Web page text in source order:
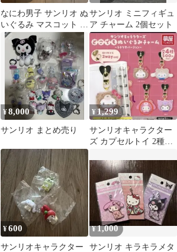
なにわ男子 サンリオ ぬ
いぐるみ マスコット 7
種セット
サンリオ ミニフィギュ
ア チャーム 2個セット
¥8,000
サンリオ まとめ売り
¥1,299
サンリオキャラクター
ズ カプセルトイ 2種セ
¥600
サンリオキャラクター
¥1,000
サンリオ キラキラメタ